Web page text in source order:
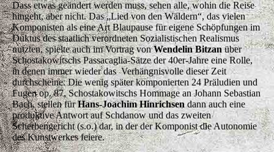
Dass etwas geändert werden muss, sehen alle, wohin die Reise
hingeht, aber nicht. Das „Lied von den Wäldern“, das vielen
Komponisten als eine Art Blaupause für eigene Schöpfungen im
Duktus des staatlich verordneten Sozialistischen Realismus
nutzten, spielte auch im Vortrag vonWendelin Bitzanüber
Schostakowitschs Passacaglia-Sätze der 40er-Jahre eine Rolle,
in denen immer wieder das Verhängnisvolle dieser Zeit
durchscheine. Die wenig später komponierten 24 Präludien und
Fugen op. 87, Schostakowitschs Hommage an Johann Sebastian
Bach, stellen fürHans-Joachim Hinrichsen dann auch eine
produktive Antwort auf Schdanow und das zweiten
Scherbengericht (s.o.) dar, in der der Komponist die Autonomie
des Kunstwerkes feiere.